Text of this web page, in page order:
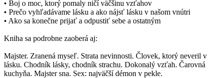
• Boj o moc, ktorý pomaly ničí väčšinu vzťahov
• Prečo vyhľadávame lásku a ako nájsť lásku v našom vnútri
• Ako sa konečne prijať a odpustiť sebe a ostatným
Kniha sa podrobne zaoberá aj:
Majster. Zranená myseľ. Strata nevinnosti. Človek, ktorý neveril v
lásku. Chodník lásky, chodník strachu. Dokonalý vzťah. Čarovná
kuchyňa. Majster sna. Sex: najväčší démon v pekle.